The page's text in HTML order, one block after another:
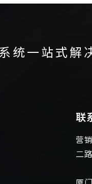
统一站式解
联
营
二